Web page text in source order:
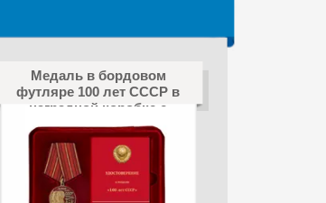
Медаль в бордовом
футляре 100 лет СССР в
наградной коробке с
удостоверением в
комплекте муляж